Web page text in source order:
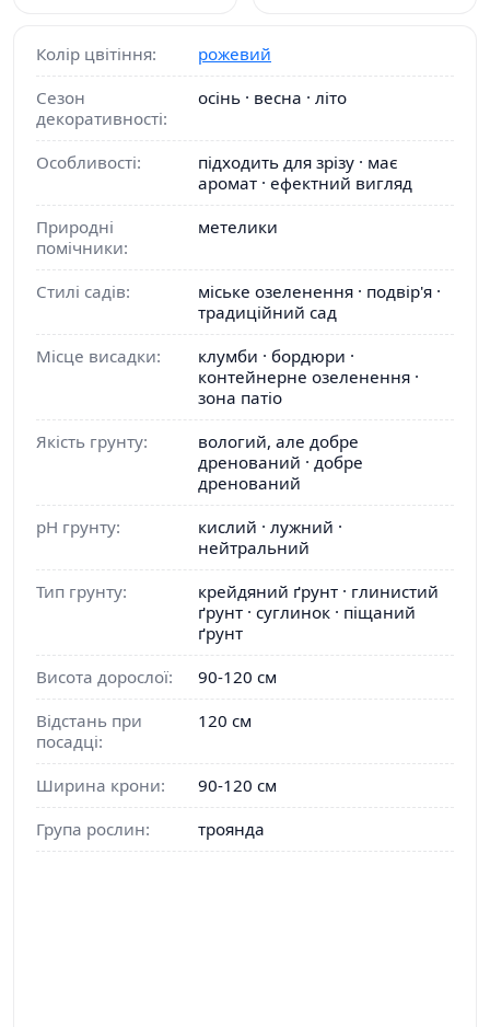
Колір цвітіння:
рожевий
Сезон
декоративності:
осінь · весна · літо
Особливості:
підходить для зрізу · має
аромат · ефектний вигляд
Природні
помічники:
метелики
Стилі садів:
міське озеленення · подвір'я ·
традиційний сад
Місце висадки:
клумби · бордюри ·
контейнерне озеленення ·
зона патіо
Якість грунту:
вологий, але добре
дренований · добре
дренований
pH грунту:
кислий · лужний ·
нейтральний
Тип грунту:
крейдяний ґрунт · глинистий
ґрунт · суглинок · піщаний
ґрунт
Висота дорослої:
90-120 см
Відстань при
посадці:
120 см
Ширина крони:
90-120 см
Група рослин:
троянда